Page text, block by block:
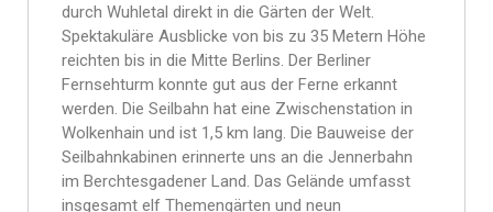
durch Wuhletal direkt in die Gärten der Welt.
Spektakuläre Ausblicke von bis zu 35 Metern Höhe
reichten bis in die Mitte Berlins. Der Berliner
Fernsehturm konnte gut aus der Ferne erkannt
werden. Die Seilbahn hat eine Zwischenstation in
Wolkenhain und ist 1,5 km lang. Die Bauweise der
Seilbahnkabinen erinnerte uns an die Jennerbahn
im Berchtesgadener Land. Das Gelände umfasst
insgesamt elf Themengärten und neun